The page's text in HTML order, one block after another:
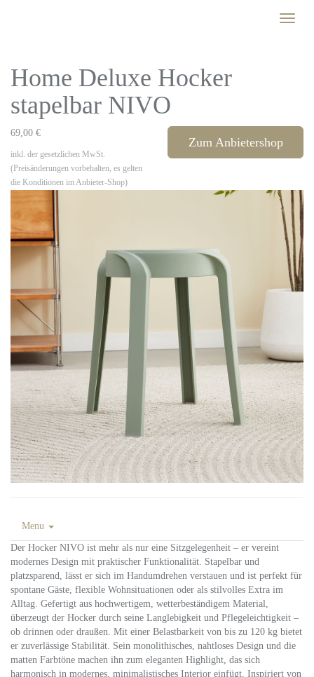
Toggle
Home Deluxe Hocker
stapelbar NIVO
69,00 €
inkl. der gesetzlichen MwSt.
(Preisänderungen vorbehalten, es gelten
die Konditionen im Anbieter-Shop)
Zum Anbietershop
Menu
Der Hocker NIVO ist mehr als nur eine Sitzgelegenheit – er vereint
modernes Design mit praktischer Funktionalität. Stapelbar und
platzsparend, lässt er sich im Handumdrehen verstauen und ist perfekt für
spontane Gäste, flexible Wohnsituationen oder als stilvolles Extra im
Alltag. Gefertigt aus hochwertigem, wetterbeständigem Material,
überzeugt der Hocker durch seine Langlebigkeit und Pflegeleichtigkeit –
ob drinnen oder draußen. Mit einer Belastbarkeit von bis zu 120 kg bietet
er zuverlässige Stabilität. Sein monolithisches, nahtloses Design und die
matten Farbtöne machen ihn zum eleganten Highlight, das sich
harmonisch in modernes, minimalistisches Interior einfügt. Inspiriert von